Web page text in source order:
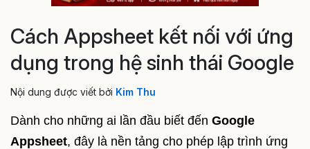
Cách Appsheet kết nối với ứng
dụng trong hệ sinh thái Google
Nội dung được viết bởi Kim Thu
Dành cho những ai lần đầu biết đến Google
Appsheet, đây là nền tảng cho phép lập trình ứng